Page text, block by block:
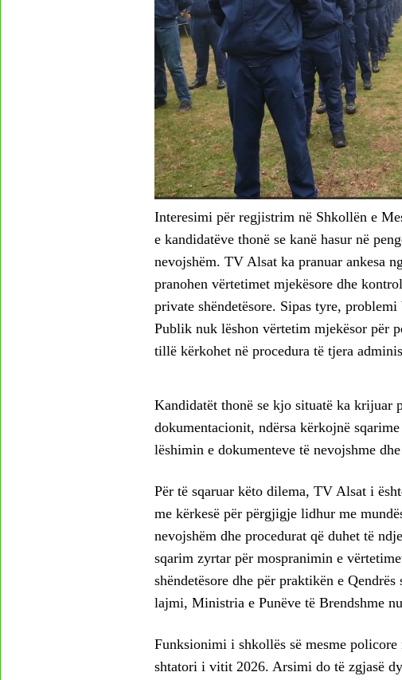
Interesimi për regjistrim në Shkollën e
e kandidatëve thonë se kanë hasur në
nevojshëm. TV Alsat ka pranuar ankesa
pranohen vërtetimet mjekësore dhe
private shëndetësore. Sipas tyre,
Publik nuk lëshon vërtetim mjekësor për
tillë kërkohet në procedura të tjera
Kandidatët thonë se kjo situatë ka krijuar
dokumentacionit, ndërsa kërkojnë
lëshimin e dokumenteve të nevojshme
Për të sqaruar këto dilema, TV Alsat i
me kërkesë për përgjigje lidhur me
nevojshëm dhe procedurat që duhet të
sqarim zyrtar për mospranimin e
shëndetësore dhe për praktikën e
lajmi, Ministria e Punëve të Brendshme
Funksionimi i shkollës së mesme
shtatori i vitit 2026. Arsimi do të zgjasë